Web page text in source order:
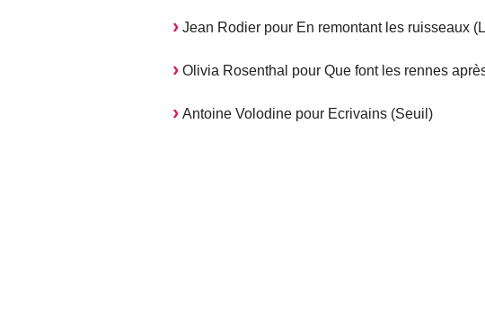
Jean Rodier pour En remontant les ruisseaux
Olivia Rosenthal pour Que font les rennes
Antoine Volodine pour Ecrivains (Seuil)